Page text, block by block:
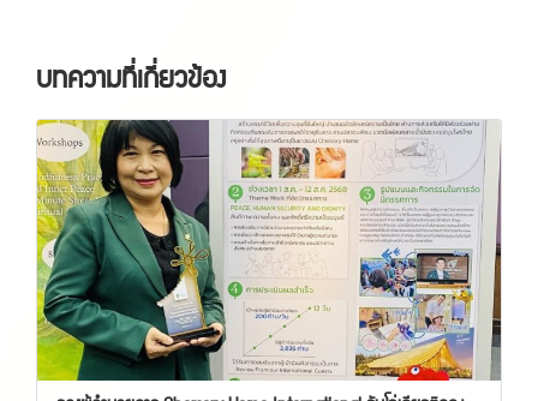
บทความที่เกี่ยวข้อง